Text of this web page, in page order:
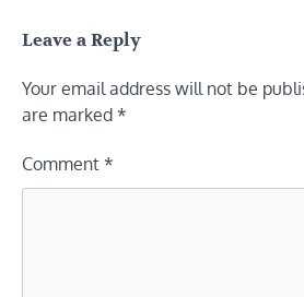
Leave a Reply
Your email address will not be
are marked *
Comment *